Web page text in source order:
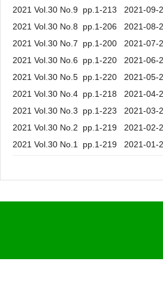
2021 Vol.30 No.9 pp.1-213 2021-09-
2021 Vol.30 No.8 pp.1-206 2021-08-
2021 Vol.30 No.7 pp.1-200 2021-07-
2021 Vol.30 No.6 pp.1-220 2021-06-
2021 Vol.30 No.5 pp.1-220 2021-05-
2021 Vol.30 No.4 pp.1-218 2021-04-
2021 Vol.30 No.3 pp.1-223 2021-03-
2021 Vol.30 No.2 pp.1-219 2021-02-
2021 Vol.30 No.1 pp.1-219 2021-01-